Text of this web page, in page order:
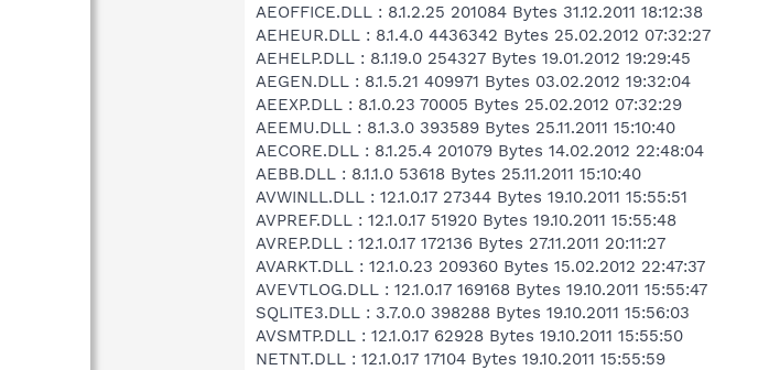
AEOFFICE.DLL : 8.1.2.25 201084 Bytes 31.12.2011 18:12:38
AEHEUR.DLL : 8.1.4.0 4436342 Bytes 25.02.2012 07:32:27
AEHELP.DLL : 8.1.19.0 254327 Bytes 19.01.2012 19:29:45
AEGEN.DLL : 8.1.5.21 409971 Bytes 03.02.2012 19:32:04
AEEXP.DLL : 8.1.0.23 70005 Bytes 25.02.2012 07:32:29
AEEMU.DLL : 8.1.3.0 393589 Bytes 25.11.2011 15:10:40
AECORE.DLL : 8.1.25.4 201079 Bytes 14.02.2012 22:48:04
AEBB.DLL : 8.1.1.0 53618 Bytes 25.11.2011 15:10:40
AVWINLL.DLL : 12.1.0.17 27344 Bytes 19.10.2011 15:55:51
AVPREF.DLL : 12.1.0.17 51920 Bytes 19.10.2011 15:55:48
AVREP.DLL : 12.1.0.17 172136 Bytes 27.11.2011 20:11:27
AVARKT.DLL : 12.1.0.23 209360 Bytes 15.02.2012 22:47:37
AVEVTLOG.DLL : 12.1.0.17 169168 Bytes 19.10.2011 15:55:47
SQLITE3.DLL : 3.7.0.0 398288 Bytes 19.10.2011 15:56:03
AVSMTP.DLL : 12.1.0.17 62928 Bytes 19.10.2011 15:55:50
NETNT.DLL : 12.1.0.17 17104 Bytes 19.10.2011 15:55:59